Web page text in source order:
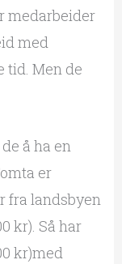
medarbeider
med
Men de
å ha en
er
fra landsbyen
kr). Så har
kr)med